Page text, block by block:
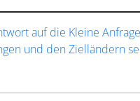
auf die Kleine
und den Zielländern